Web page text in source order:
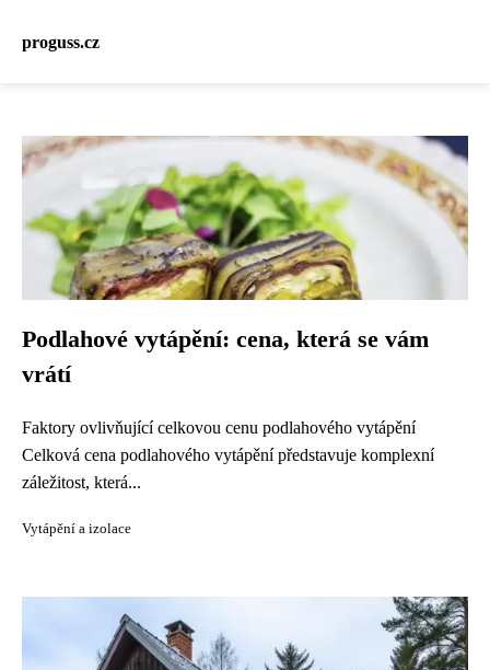
proguss.cz
Podlahové vytápění: cena, která se vám
vrátí
Faktory ovlivňující celkovou cenu podlahového vytápění
Celková cena podlahového vytápění představuje komplexní
záležitost, která...
Vytápění a izolace